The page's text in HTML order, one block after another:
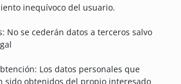
inequívoco del usuario.
No se cederán datos a terceros salvo
Los datos personales que
sido obtenidos del propio interesado